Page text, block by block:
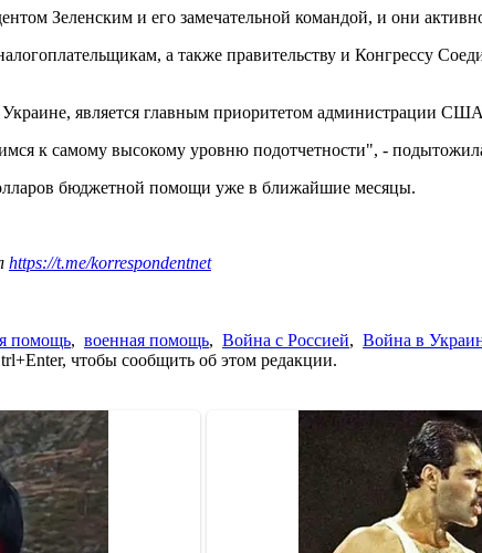
Зеленским и его замечательной командой, и они
а также правительству и Конгрессу
является главным приоритетом администрации
к самому высокому уровню подотчетности", - подытожила
бюджетной помощи уже в ближайшие месяцы.
https://t.me/korrespondentnet
помощь, военная помощь, Война с Россией, Война в
чтобы сообщить об этом редакции.